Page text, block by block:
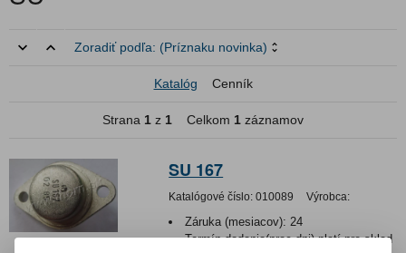
Zoradiť podľa: (Príznaku novinka)
Katalóg Cenník
Strana 1 z 1 Celkom 1 záznamov
SU 167
Katalógové číslo: 010089 Výrobca:
Záruka (mesiacov): 24
Termín dodania(prac.dni)-platí pre sklad